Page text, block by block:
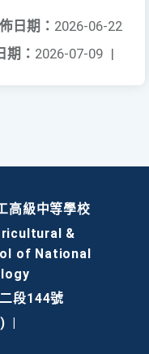
日期： 2026-06-22
期： 2026-07-09 |
高級中等學校
&
of National
段144號